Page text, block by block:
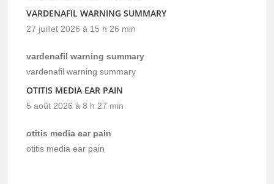
VARDENAFIL WARNING SUMMARY
27 juillet 2026 à 15 h 26 min
vardenafil warning summary
vardenafil warning summary
OTITIS MEDIA EAR PAIN
5 août 2026 à 8 h 27 min
otitis media ear pain
otitis media ear pain